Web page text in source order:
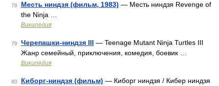
78 Месть ниндзя (фильм, 1983) — Месть ниндзя Revenge of
the Ninja …
Википедия
79 Черепашки-ниндзя III — Teenage Mutant Ninja Turtles III
Жанр семейный, приключения, комедия, боевик …
Википедия
80 Киборг-ниндзя (фильм) — Киборг ниндзя / Кибер ниндзя